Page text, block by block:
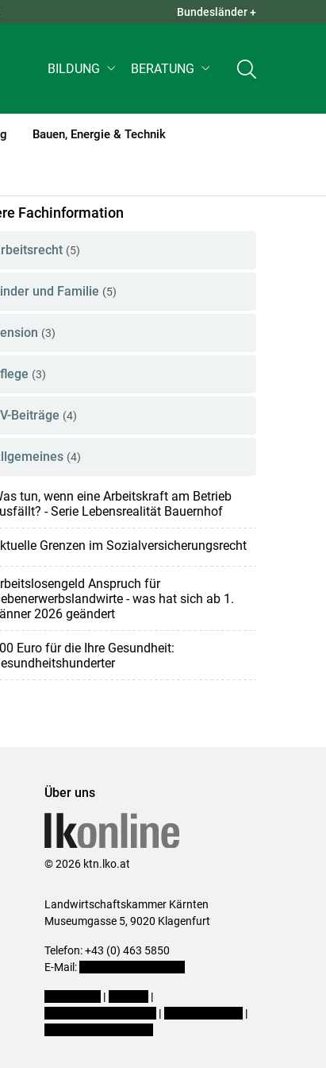
QUICK LINKS +
Bundesländer +
BILDUNG BERATUNG
Bauen, Energie & Technik
Fachinformation
(5)
und Familie (5)
(3)
(3)
Beiträge (4)
(4)
tun, wenn eine Arbeitskraft am Betrieb
- Serie Lebensrealität Bauernhof
Grenzen im Sozialversicherungsrecht
Anspruch für
- was hat sich ab 1.
2026 geändert
Euro für die Ihre Gesundheit:
Über uns
© 2026 ktn.lko.at
Landwirtschaftskammer Kärnten
Museumgasse 5, 9020 Klagenfurt
Telefon: +43 (0) 463 5850
E-Mail:
|
|
|
|